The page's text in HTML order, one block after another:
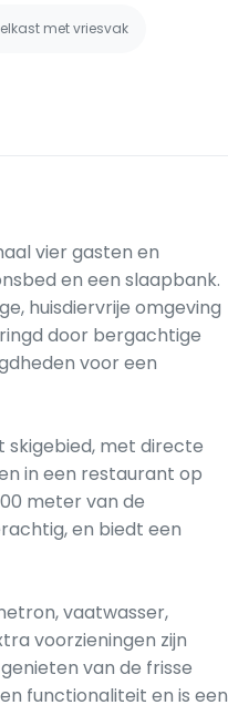
met vriesvak
vier gasten en
en een slaapbank.
huisdiervrije omgeving
door bergachtige
voor een
skigebied, met directe
in een restaurant op
meter van de
en biedt een
vaatwasser,
voorzieningen zijn
van de frisse
functionaliteit en is een